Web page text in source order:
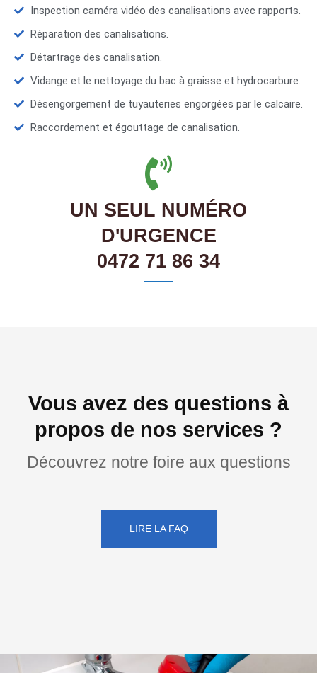
Inspection caméra vidéo des canalisations avec rapports.
Réparation des canalisations.
Détartrage des canalisation.
Vidange et le nettoyage du bac à graisse et hydrocarbure.
Désengorgement de tuyauteries engorgées par le calcaire.
Raccordement et égouttage de canalisation.
UN SEUL NUMÉRO
D'URGENCE
0472 71 86 34
Vous avez des questions à
propos de nos services ?
Découvrez notre foire aux questions
LIRE LA FAQ